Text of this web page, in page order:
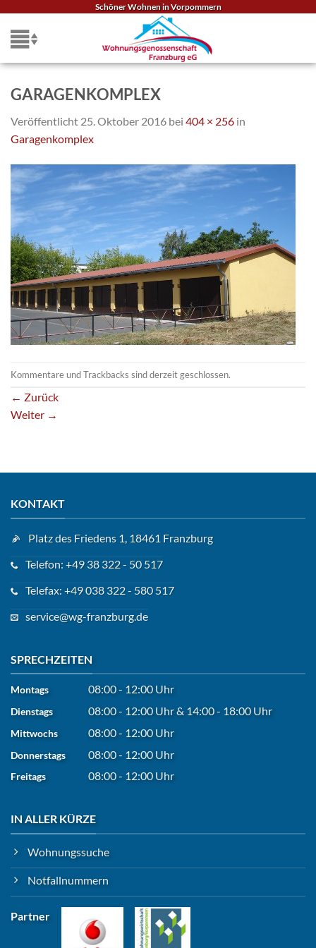
springen
Schöner Wohnen in Vorpommern
GARAGENKOMPLEX
Veröffentlicht 25. Oktober 2016 bei 404 × 256 in
Garagenkomplex
Kommentare und Trackbacks sind derzeit geschlossen.
← Zurück
Weiter →
KONTAKT
Platz des Friedens 1, 18461 Franzburg
Telefon: +49 38 322 - 50 517
Telefax: +49 038 322 - 580 517
service@wg-franzburg.de
SPRECHZEITEN
Montags 08:00 - 12:00 Uhr
Dienstags 08:00 - 12:00 Uhr& 14:00 - 18:00 Uhr
Mittwochs 08:00 - 12:00 Uhr
Donnerstags 08:00 - 12:00 Uhr
Freitags 08:00 - 12:00 Uhr
IN ALLER KÜRZE
Wohnungssuche
Notfallnummern
Partner